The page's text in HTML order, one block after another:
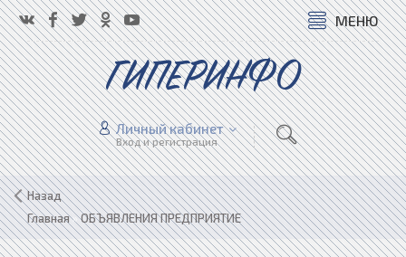
МЕНЮ
ГИПЕРИНФО
Личный кабинет
Вход и регистрация
Назад
Главная»ОБЪЯВЛЕНИЯ ПРЕДПРИЯТИЕ